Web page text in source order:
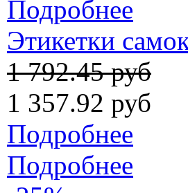
Подробнее
Этикетки
1 792.45 руб
1 357.92 руб
Подробнее
Подробнее